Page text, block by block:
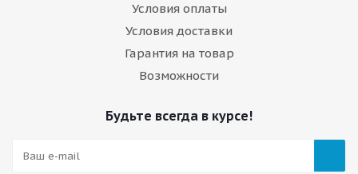
Условия оплаты
Условия доставки
Гарантия на товар
Возможности
Будьте всегда в курсе!